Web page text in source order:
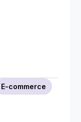
E-commerce